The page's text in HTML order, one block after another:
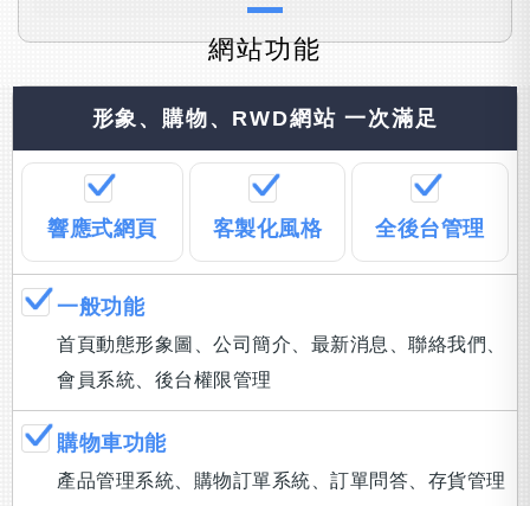
網站功能
形象、購物、RWD網站 一次滿足
響應式網頁 客製化風格 全後台管理
一般功能
首頁動態形象圖、公司簡介、最新消息、聯絡我們、
會員系統、後台權限管理
購物車功能
產品管理系統、購物訂單系統、訂單問答、存貨管理